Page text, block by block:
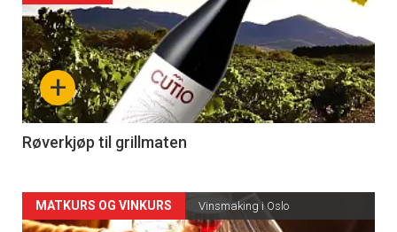
akkurat
nå
-
4
+
Røverkjøp til grillmaten
Forsiden
MATKURS OG VINKURS Vinsmaking i Oslo